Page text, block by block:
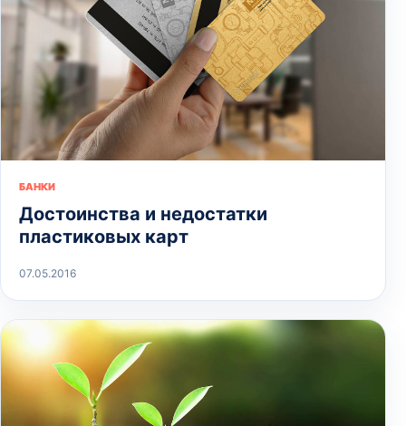
БАНКИ
Достоинства и недостатки
пластиковых карт
07.05.2016